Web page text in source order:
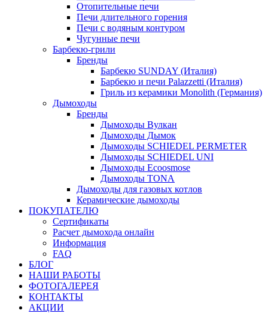
Отопительные печи
Печи длительного горения
Печи с водяным контуром
Чугунные печи
Барбекю-грили
Бренды
Барбекю SUNDAY (Италия)
Барбекю и печи Palazzetti (Италия)
Гриль из керамики Monolith (Германия)
Дымоходы
Бренды
Дымоходы Вулкан
Дымоходы Дымок
Дымоходы SCHIEDEL PERMETER
Дымоходы SCHIEDEL UNI
Дымоходы Ecoosmose
Дымоходы TONA
Дымоходы для газовых котлов
Керамические дымоходы
ПОКУПАТЕЛЮ
Сертификаты
Расчет дымохода онлайн
Информация
FAQ
БЛОГ
НАШИ РАБОТЫ
ФОТОГАЛЕРЕЯ
КОНТАКТЫ
АКЦИИ